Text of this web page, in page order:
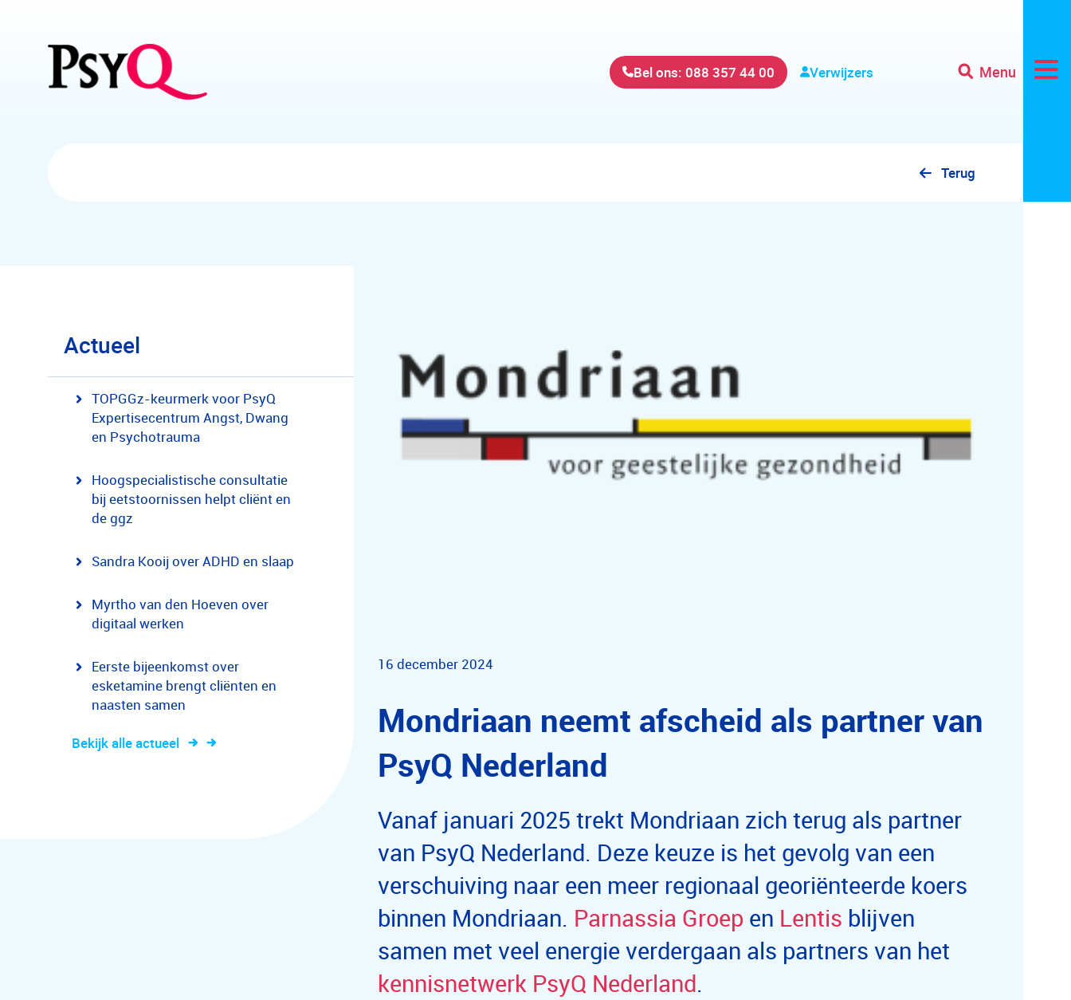
Bel ons: 088 357 44 00 Verwijzers Menu
Terug
Actueel
TOPGGz-keurmerk voor PsyQ
Expertisecentrum Angst, Dwang
en Psychotrauma
Hoogspecialistische consultatie
bij eetstoornissen helpt cliënt en
de ggz
Sandra Kooij over ADHD en slaap
Myrtho van den Hoeven over
digitaal werken
Eerste bijeenkomst over
esketamine brengt cliënten en
naasten samen
Bekijk alle actueel
16 december 2024
Mondriaan neemt afscheid als partner van
PsyQ Nederland
Vanaf januari 2025 trekt Mondriaan zich terug als partner
van PsyQ Nederland. Deze keuze is het gevolg van een
verschuiving naar een meer regionaal georiënteerde koers
binnen Mondriaan. Parnassia Groep en Lentis blijven
samen met veel energie verdergaan als partners van het
kennisnetwerk PsyQ Nederland.